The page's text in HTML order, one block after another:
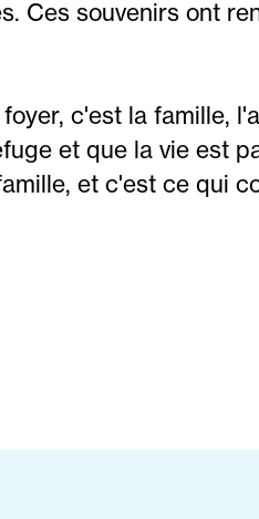
Ces souvenirs ont
c'est la famille,
et que la vie est
et c'est ce qui